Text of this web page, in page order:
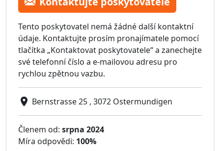
Tento poskytovatel nemá žádné další kontaktní
údaje. Kontaktujte prosím pronajímatele pomocí
tlačítka „Kontaktovat poskytovatele“ a zanechejte
své telefonní číslo a e-mailovou adresu pro
rychlou zpětnou vazbu.
Bernstrasse 25 , 3072 Ostermundigen
Členem od: srpna 2024
Míra odpovědi: 100%